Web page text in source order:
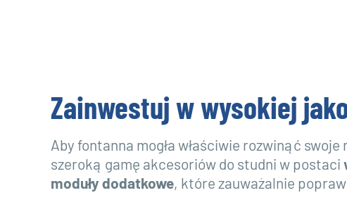
Zainwestuj w wysokiej
Aby fontanna mogła właściwie rozwinąć
szeroką gamę akcesoriów do studni w postaci
moduły dodatkowe, które zauważalnie